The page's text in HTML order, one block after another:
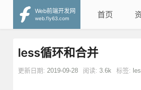
Web前端开发网
web.fly63.com
首页
less循环和合并
更新日期: 2019-09-28 阅读: 3.6k 标签: